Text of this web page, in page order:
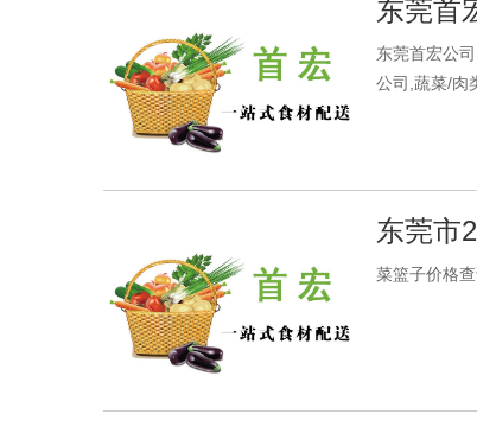
东莞首
东莞首宏公
公司,蔬菜/肉
东莞市
菜篮子价格